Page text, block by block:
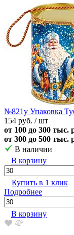
№821у Упаковка
154 руб. / шт
от 100 до 300 тыс.
от 300 до 500 тыс.
В наличии
В корзину
Купить в 1 клик
Подробнее
В корзину